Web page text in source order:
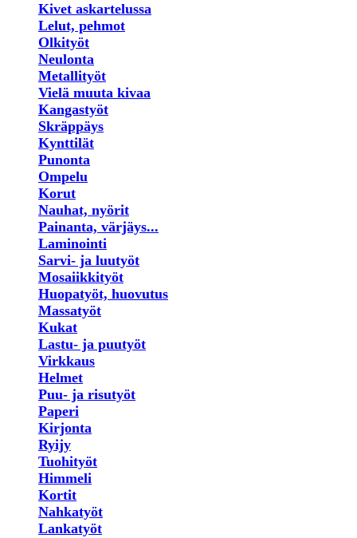
Kivet askartelussa
Lelut, pehmot
Olkityöt
Neulonta
Metallityöt
Vielä muuta kivaa
Kangastyöt
Skräppäys
Kynttilät
Punonta
Ompelu
Korut
Nauhat, nyörit
Painanta, värjäys...
Laminointi
Sarvi- ja luutyöt
Mosaiikkityöt
Huopatyöt, huovutus
Massatyöt
Kukat
Lastu- ja puutyöt
Virkkaus
Helmet
Puu- ja risutyöt
Paperi
Kirjonta
Ryijy
Tuohityöt
Himmeli
Kortit
Nahkatyöt
Lankatyöt